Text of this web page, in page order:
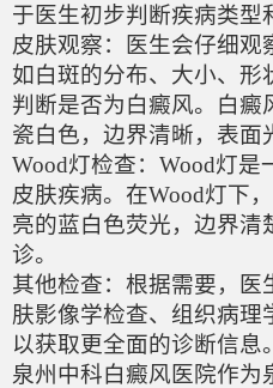
于医生初步判断疾病类型
皮肤观察：医生会仔细观
如白斑的分布、大小、形
判断是否为白癜风。白癜
瓷白色，边界清晰，表面
Wood灯检查：Wood灯
皮肤疾病。在Wood灯下
亮的蓝白色荧光，边界清
诊。
其他检查：根据需要，医
肤影像学检查、组织病理
以获取更全面的诊断信息。
泉州中科白癜风医院作为